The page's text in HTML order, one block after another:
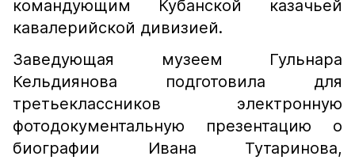
командующим Кубанской казачьей
кавалерийской дивизией.
Заведующая музеем Гульнара
Кельдиянова подготовила для
третьеклассников электронную
фотодокументальную презентацию о
биографии Ивана Тутаринова,